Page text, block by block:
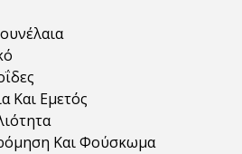
Και Εμετός
Και Φούσκωμα